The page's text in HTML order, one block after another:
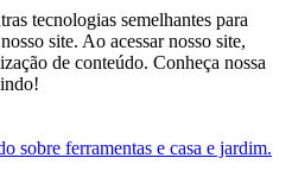
tecnologias semelhantes para
site. Ao acessar nosso site,
de conteúdo. Conheça nossa